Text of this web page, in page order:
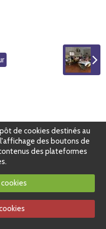
de cookies destinés au
des boutons de
des plateformes